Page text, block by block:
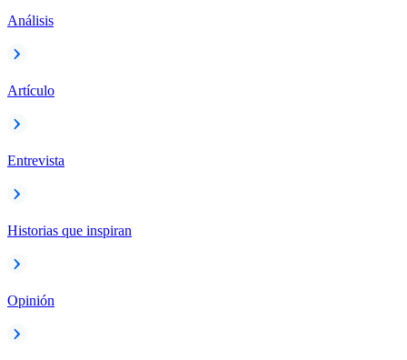
Análisis
Artículo
Entrevista
Historias que inspiran
Opinión